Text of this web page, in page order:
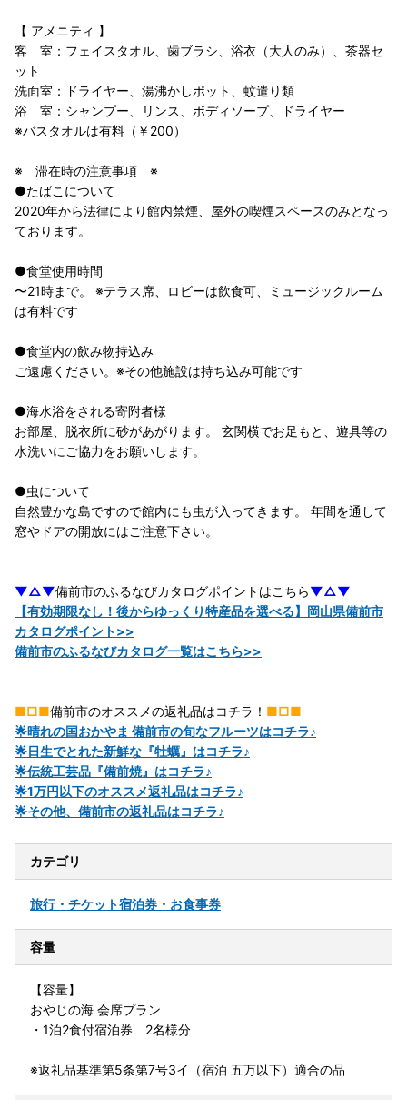
【 アメニティ 】
客 室：フェイスタオル、歯ブラシ、浴衣（大人のみ）、茶器セ
ット
洗面室：ドライヤー、湯沸かしポット、蚊遣り類
浴 室：シャンプー、リンス、ボディソープ、ドライヤー
※バスタオルは有料（￥200）
※ 滞在時の注意事項 ※
●たばこについて
2020年から法律により館内禁煙、屋外の喫煙スペースのみとなっ
ております。
●食堂使用時間
〜21時まで。 ※テラス席、ロビーは飲食可、ミュージックルーム
は有料です
●食堂内の飲み物持込み
ご遠慮ください。※その他施設は持ち込み可能です
●海水浴をされる寄附者様
お部屋、脱衣所に砂があがります。 玄関横でお足もと、遊具等の
水洗いにご協力をお願いします。
●虫について
自然豊かな島ですので館内にも虫が入ってきます。 年間を通して
窓やドアの開放にはご注意下さい。
▼△▼備前市のふるなびカタログポイントはこちら▼△▼
【有効期限なし！後からゆっくり特産品を選べる】岡山県備前市
カタログポイント>>
備前市のふるなびカタログ一覧はこちら>>
■□■備前市のオススメの返礼品はコチラ！ ■□■
🌟晴れの国おかやま 備前市の旬なフルーツはコチラ♪
🌟日生でとれた新鮮な『牡蠣』はコチラ♪
🌟伝統工芸品『備前焼』はコチラ♪
🌟1万円以下のオススメ返礼品はコチラ♪
🌟その他、備前市の返礼品はコチラ♪
カテゴリ
旅行・チケット宿泊券・お食事券
容量
【容量】
おやじの海 会席プラン
・1泊2食付宿泊券 2名様分
※返礼品基準第5条第7号3イ（宿泊 五万以下）適合の品